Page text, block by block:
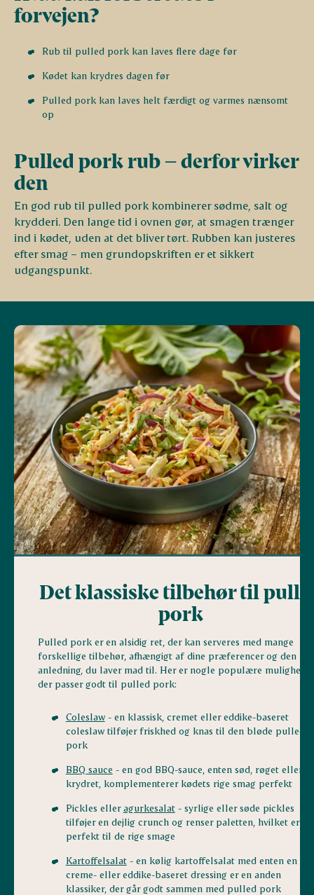
forvejen?
Rub til pulled pork kan laves flere dage før
Kødet kan krydres dagen før
Pulled pork kan laves helt færdigt og varmes nænsomt
op
Pulled pork rub – derfor virker
den
En god rub til pulled pork kombinerer sødme, salt og
krydderi. Den lange tid i ovnen gør, at smagen trænger
ind i kødet, uden at det bliver tørt. Rubben kan justeres
efter smag – men grundopskriften er et sikkert
udgangspunkt.
Det klassiske tilbehør til
pork
Pulled pork er en alsidig ret, der kan serveres med mange
forskellige tilbehør, afhængigt af dine præferencer og den
anledning, du laver mad til. Her er nogle populære
der passer godt til pulled pork:
Coleslaw- en klassisk, cremet eller eddike-baseret
coleslaw tilføjer friskhed og knas til den bløde pulled
pork
BBQ sauce - en god BBQ-sauce, enten sød, røget eller
krydret, komplementerer kødets rige smag perfekt
Pickles elleragurkesalat- syrlige eller søde pickles
tilføjer en dejlig crunch og renser paletten, hvilket er
perfekt til de rige smage
Kartoffelsalat- en kølig kartoffelsalat med enten en
creme- eller eddike-baseret dressing er en anden
klassiker, der går godt sammen med pulled pork